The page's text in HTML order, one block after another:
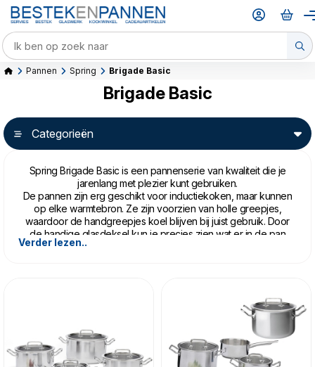
Pannen Spring Brigade Basic
Brigade Basic
Categorieën
Spring Brigade Basic is een pannenserie van kwaliteit die je
jarenlang met plezier kunt gebruiken.
De pannen zijn erg geschikt voor inductiekoken, maar kunnen
op elke warmtebron. Ze zijn voorzien van holle greepjes,
waardoor de handgreepjes koel blijven bij juist gebruik. Door
de handige glasdeksel kun je precies zien wat er in de pan
gebeurt. Alle pannen van de Brigade basic serie hebben ook
op temperatuur. Het gas, of je inductieplaat, kan gerust een
Met de Spring Brigade Basic pannen als basis heb je een set
in huis waarmee je jaren vooruit kunt! De pannen kunnen in de
vaatwasser, en kunnen gebruikt worden op elke warmtebron.
Verder lezen..